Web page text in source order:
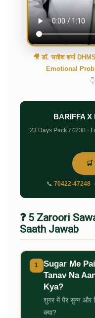
🎥 डॉ. सतीश शर्मा
Emotional
BARIFFA
23 Days Pack ₹4230 ·
📞 70422-47248
❓ 5 Zaroori
Saath Jawab
1
Sugar Me
Tanav Na
Kya?
शुगर में पैर सुन्न और
क्या?